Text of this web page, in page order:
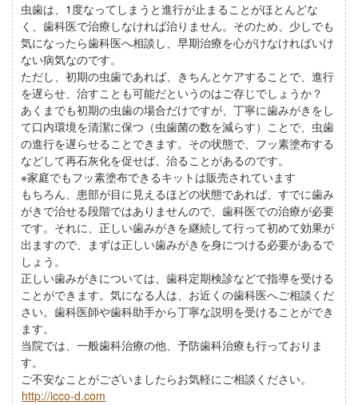
虫歯は、1度なってしまうと進行が止まることがほとんどな
く、歯科医で治療しなければ治りません。そのため、少しでも
気になったら歯科医へ相談し、早期治療を心がけなければいけ
ない病気なのです。
ただし、初期の虫歯であれば、きちんとケアすることで、進行
を遅らせ、治すことも可能だというのはご存じでしょうか？
あくまでも初期の虫歯の場合だけですが、丁寧に歯みがきをし
て口内環境を清潔に保つ（虫歯菌の数を減らす）ことで、虫歯
の進行を遅らせることできます。その状態で、フッ素塗布する
などして再石灰化を促せば、治ることがあるのです。
※家庭でもフッ素塗布できるキットは販売されています
もちろん、患部が目に見えるほどの状態であれば、すでに歯み
がきで治せる段階ではありませんので、歯科医での治療が必要
です。それに、正しい歯みがきを継続して行って初めて効果が
出ますので、まずは正しい歯みがきを身につける必要があるで
しょう。
正しい歯みがきについては、歯科定期検診などで指導を受ける
ことができます。気になる人は、お近くの歯科医へご相談くだ
さい。歯科医師や歯科助手から丁寧な説明を受けることができ
ます。
当院では、一般歯科治療の他、予防歯科治療も行っておりま
す。
ご不安なことがございましたらお気軽にご相談ください。
http://icco-d.com